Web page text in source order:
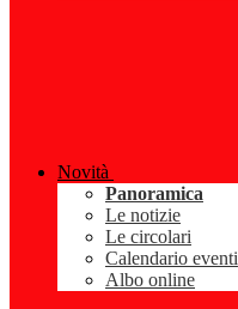
Novità
Panoramica
Le notizie
Le circolari
Calendario eventi
Albo online